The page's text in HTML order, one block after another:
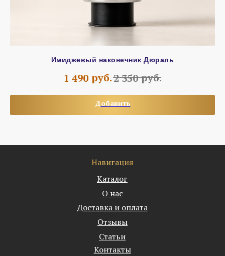
Имиджевый наконечник Дюраль
1 490 руб.2 350 руб.
Добавить
Навигация
Каталог
О нас
Доставка и оплата
Отзывы
Статьи
Контакты